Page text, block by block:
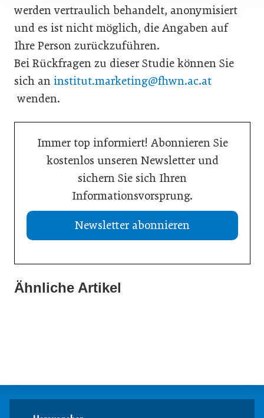
werden vertraulich behandelt, anonymisiert
und es ist nicht möglich, die Angaben auf
Ihre Person zurückzuführen.
Bei Rückfragen zu dieser Studie können Sie
sich an institut.marketing@fhwn.ac.at
wenden.
Immer top informiert! Abonnieren Sie
kostenlos unseren Newsletter und
sichern Sie sich Ihren
Informationsvorsprung.
Newsletter abonnieren
Ähnliche Artikel
21. Juli 2026